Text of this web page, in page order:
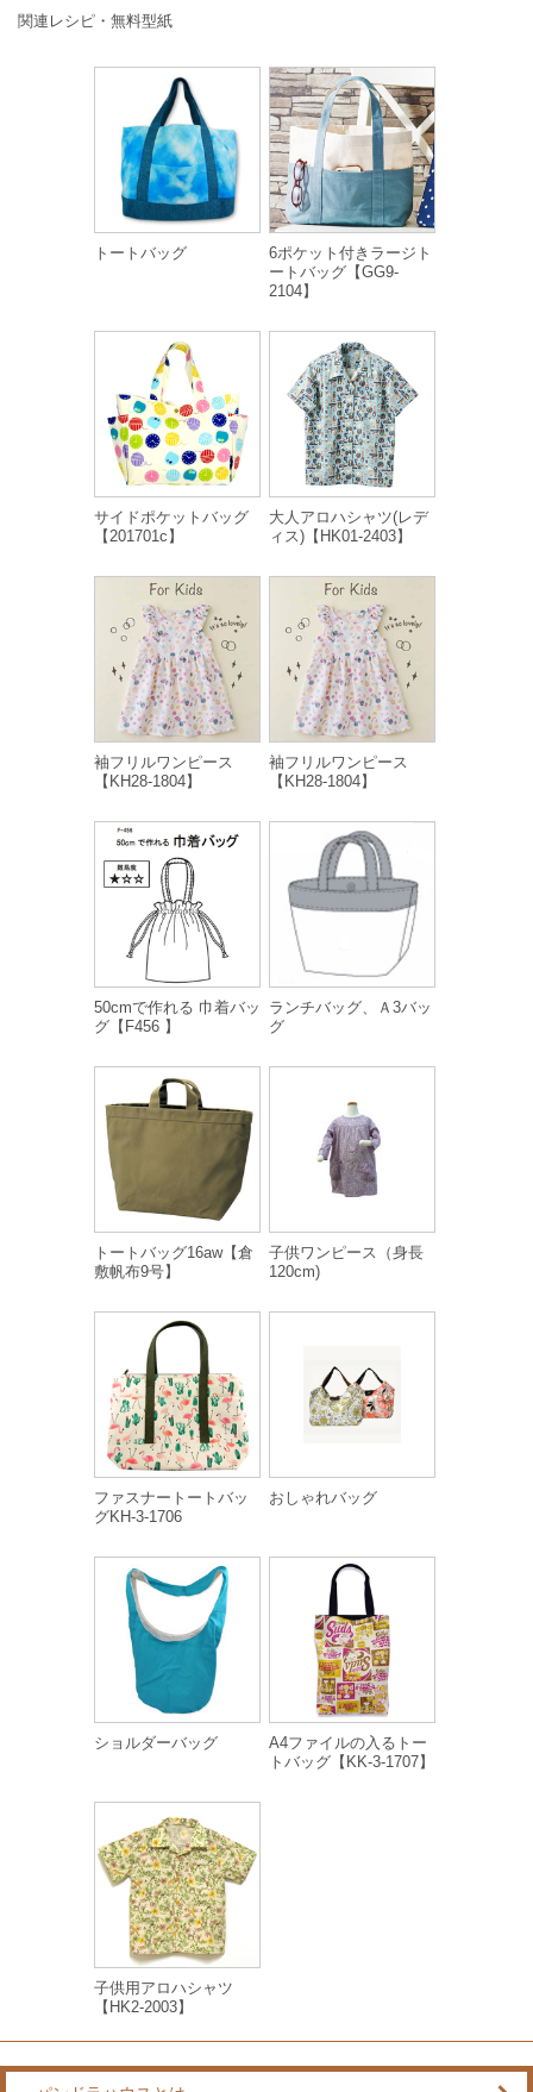
関連レシピ・無料型紙
トートバッグ
6ポケット付きラージト
ートバッグ【GG9-
2104】
サイドポケットバッグ
【201701c】
大人アロハシャツ(レデ
ィス)【HK01-2403】
袖フリルワンピース
【KH28-1804】
袖フリルワンピース
【KH28-1804】
50cmで作れる 巾着バッ
グ【F456 】
ランチバッグ、Ａ3バッ
グ
トートバッグ16aw【倉
敷帆布9号】
子供ワンピース（身長
120cm)
ファスナートートバッ
グKH-3-1706
おしゃれバッグ
ショルダーバッグ
A4ファイルの入るトー
トバッグ【KK-3-1707】
子供用アロハシャツ
【HK2-2003】